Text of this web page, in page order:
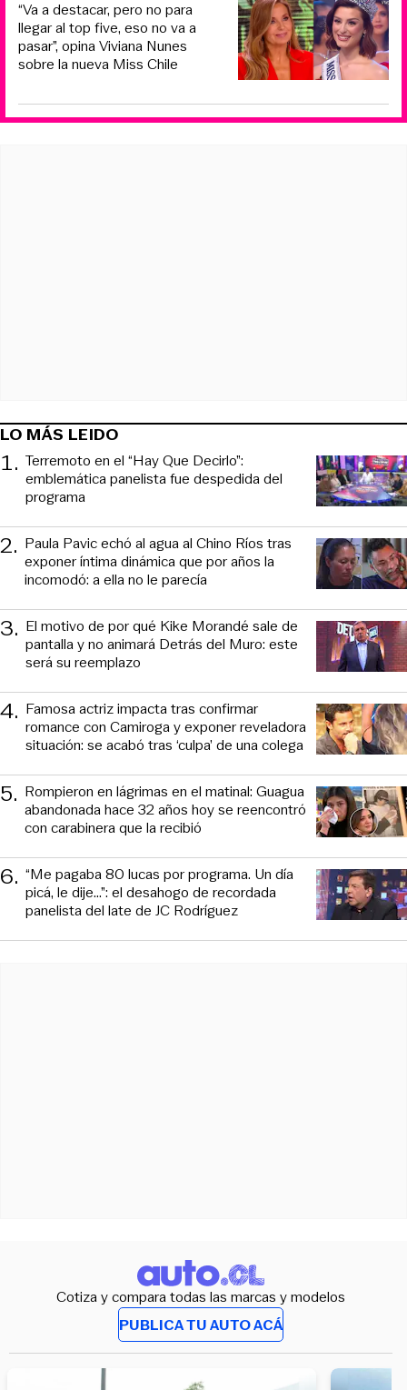
“Va a destacar, pero no para
llegar al top five, eso no va a
pasar”, opina Viviana Nunes
sobre la nueva Miss Chile
LO MÁS LEIDO
1. Terremoto en el “Hay Que Decirlo”:
emblemática panelista fue despedida del
programa
2. Paula Pavic echó al agua al Chino Ríos tras
exponer íntima dinámica que por años la
incomodó: a ella no le parecía
3. El motivo de por qué Kike Morandé sale de
pantalla y no animará Detrás del Muro: este
será su reemplazo
4. Famosa actriz impacta tras confirmar
romance con Camiroga y exponer reveladora
situación: se acabó tras ‘culpa’ de una colega
5. Rompieron en lágrimas en el matinal: Guagua
abandonada hace 32 años hoy se reencontró
con carabinera que la recibió
6. “Me pagaba 80 lucas por programa. Un día
picá, le dije...”: el desahogo de recordada
panelista del late de JC Rodríguez
Cotiza y compara todas las marcas y modelos
PUBLICA TU AUTO ACÁ